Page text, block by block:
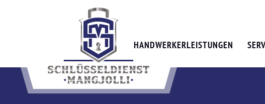
HANDWERKERLEISTUNGEN